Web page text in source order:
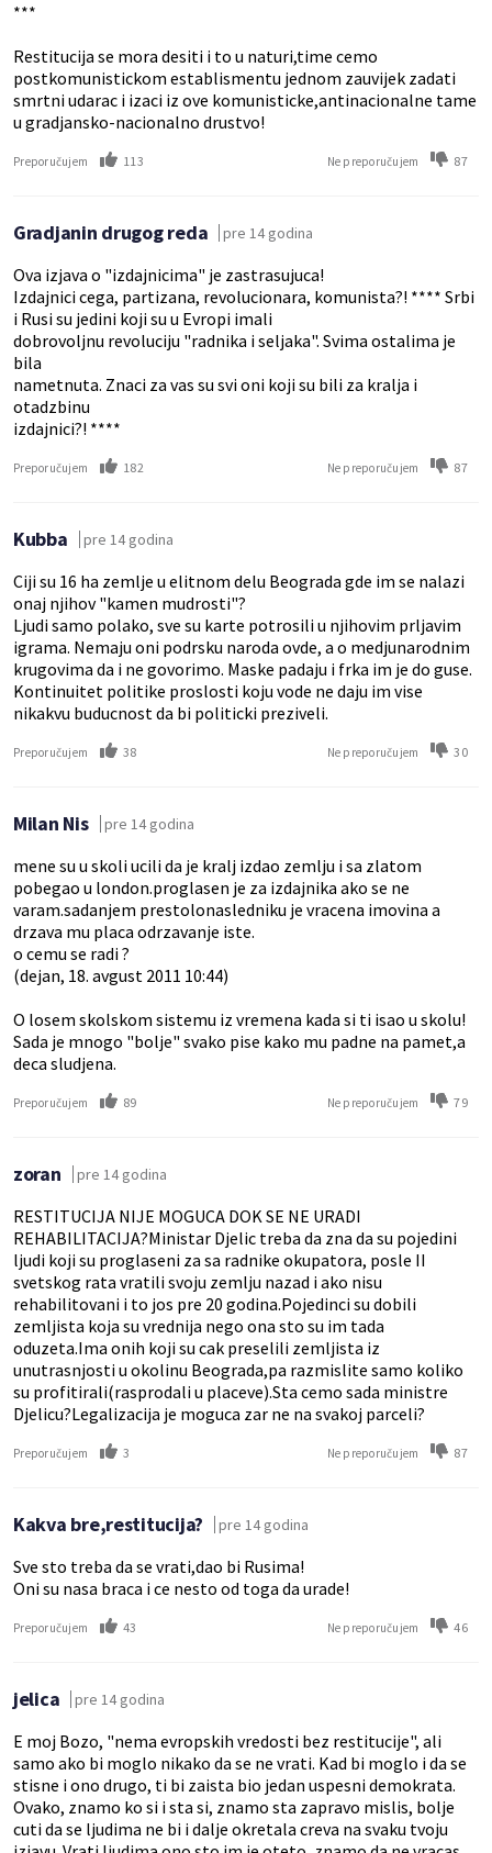
***
Restitucija se mora desiti i to u naturi,time cemo
postkomunistickom establismentu jednom zauvijek zadati
smrtni udarac i izaci iz ove komunisticke,antinacionalne tame
u gradjansko-nacionalno drustvo!
Preporučujem 113 Ne preporučujem 87
Gradjanin drugog reda pre 14 godina
Ova izjava o "izdajnicima" je zastrasujuca!
Izdajnici cega, partizana, revolucionara, komunista?! **** Srbi
i Rusi su jedini koji su u Evropi imali
dobrovoljnu revoluciju "radnika i seljaka". Svima ostalima je
bila
nametnuta. Znaci za vas su svi oni koji su bili za kralja i
otadzbinu
izdajnici?! ****
Preporučujem 182 Ne preporučujem 87
Kubba pre 14 godina
Ciji su 16 ha zemlje u elitnom delu Beograda gde im se nalazi
onaj njihov "kamen mudrosti"?
Ljudi samo polako, sve su karte potrosili u njihovim prljavim
igrama. Nemaju oni podrsku naroda ovde, a o medjunarodnim
krugovima da i ne govorimo. Maske padaju i frka im je do guse.
Kontinuitet politike proslosti koju vode ne daju im vise
nikakvu buducnost da bi politicki preziveli.
Preporučujem 38 Ne preporučujem 30
Milan Nis pre 14 godina
mene su u skoli ucili da je kralj izdao zemlju i sa zlatom
pobegao u london.proglasen je za izdajnika ako se ne
varam.sadanjem prestolonasledniku je vracena imovina a
drzava mu placa odrzavanje iste.
o cemu se radi ?
(dejan, 18. avgust 2011 10:44)
O losem skolskom sistemu iz vremena kada si ti isao u skolu!
Sada je mnogo "bolje" svako pise kako mu padne na pamet,a
deca sludjena.
Preporučujem 89 Ne preporučujem 79
zoran pre 14 godina
RESTITUCIJA NIJE MOGUCA DOK SE NE URADI
REHABILITACIJA?Ministar Djelic treba da zna da su pojedini
ljudi koji su proglaseni za sa radnike okupatora, posle II
svetskog rata vratili svoju zemlju nazad i ako nisu
rehabilitovani i to jos pre 20 godina.Pojedinci su dobili
zemljista koja su vrednija nego ona sto su im tada
oduzeta.Ima onih koji su cak preselili zemljista iz
unutrasnjosti u okolinu Beograda,pa razmislite samo koliko
su profitirali(rasprodali u placeve).Sta cemo sada ministre
Djelicu?Legalizacija je moguca zar ne na svakoj parceli?
Preporučujem 3 Ne preporučujem 87
Kakva bre,restitucija? pre 14 godina
Sve sto treba da se vrati,dao bi Rusima!
Oni su nasa braca i ce nesto od toga da urade!
Preporučujem 43 Ne preporučujem 46
jelica pre 14 godina
E moj Bozo, "nema evropskih vredosti bez restitucije", ali
samo ako bi moglo nikako da se ne vrati. Kad bi moglo i da se
stisne i ono drugo, ti bi zaista bio jedan uspesni demokrata.
Ovako, znamo ko si i sta si, znamo sta zapravo mislis, bolje
cuti da se ljudima ne bi i dalje okretala creva na svaku tvoju